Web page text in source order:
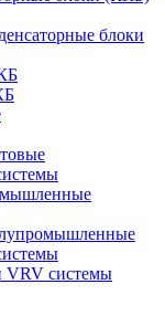
блоки
VRV системы